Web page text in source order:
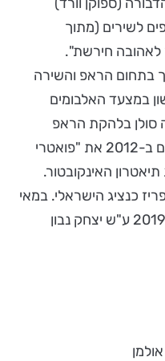
לשירים (מתוך
לאהובה חירשת".
בתחום הראפ והשירה
במצעד האלבומים
סולן בלהקת הראפ
"המופע של ויקטור ג'קסון" . הקים ב-2012 את "פואטרי
האינקובטור.
כנציג הישראלי. במאי
ועורך קליפים . זוכה "פרס נבון" 2019 ע"ש יצחק נבון